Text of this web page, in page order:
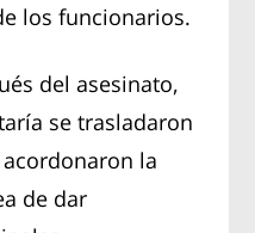
los funcionarios.
del asesinato,
se trasladaron
la
de dar